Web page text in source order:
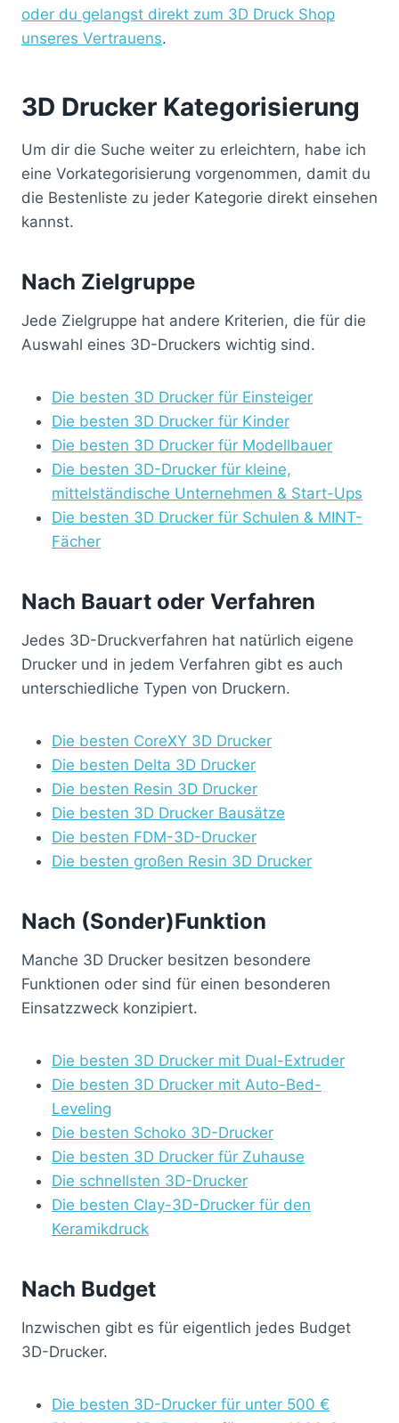
oder du gelangst direkt zum 3D Druck Shop
unseres Vertrauens.
3D Drucker Kategorisierung
Um dir die Suche weiter zu erleichtern, habe ich
eine Vorkategorisierung vorgenommen, damit du
die Bestenliste zu jeder Kategorie direkt einsehen
kannst.
Nach Zielgruppe
Jede Zielgruppe hat andere Kriterien, die für die
Auswahl eines 3D-Druckers wichtig sind.
Die besten 3D Drucker für Einsteiger
Die besten 3D Drucker für Kinder
Die besten 3D Drucker für Modellbauer
Die besten 3D-Drucker für kleine,
mittelständische Unternehmen & Start-Ups
Die besten 3D Drucker für Schulen & MINT-
Fächer
Nach Bauart oder Verfahren
Jedes 3D-Druckverfahren hat natürlich eigene
Drucker und in jedem Verfahren gibt es auch
unterschiedliche Typen von Druckern.
Die besten CoreXY 3D Drucker
Die besten Delta 3D Drucker
Die besten Resin 3D Drucker
Die besten 3D Drucker Bausätze
Die besten FDM-3D-Drucker
Die besten großen Resin 3D Drucker
Nach (Sonder)Funktion
Manche 3D Drucker besitzen besondere
Funktionen oder sind für einen besonderen
Einsatzzweck konzipiert.
Die besten 3D Drucker mit Dual-Extruder
Die besten 3D Drucker mit Auto-Bed-
Leveling
Die besten Schoko 3D-Drucker
Die besten 3D Drucker für Zuhause
Die schnellsten 3D-Drucker
Die besten Clay-3D-Drucker für den
Keramikdruck
Nach Budget
Inzwischen gibt es für eigentlich jedes Budget
3D-Drucker.
Die besten 3D-Drucker für unter 500 €